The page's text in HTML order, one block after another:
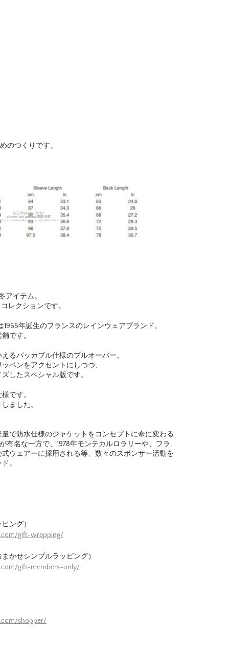
のつくりです。
アイテム。
レクションです。
年誕生のフランスのレインウェアブランド。
です。
るパッカブル仕様のプルオーバー。
ペンをアクセントにしつつ、
したスペシャル版です。
です。
ました。
で防水仕様のジャケットをコンセプトに傘に変わる
有名な一方で、1978年モンテカルロラリーや、フラ
ウェアーに採用される等、数々のスポンサー活動を
。
ング）
gift-wrapping/
かせシンプルラッピング）
gift-members-only/
shopper/